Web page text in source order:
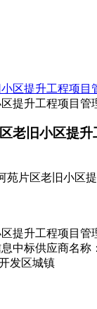
提升工程项目管
老旧小区提
苑片区老旧小区
提升工程项目
中标供应商名
发区城镇